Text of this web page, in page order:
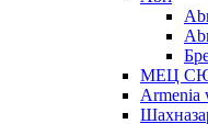
МЕЦ
Armenia